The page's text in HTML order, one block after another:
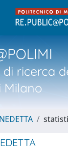
ricerca
Milano